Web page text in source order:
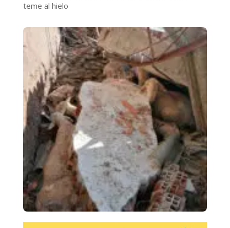
teme al hielo